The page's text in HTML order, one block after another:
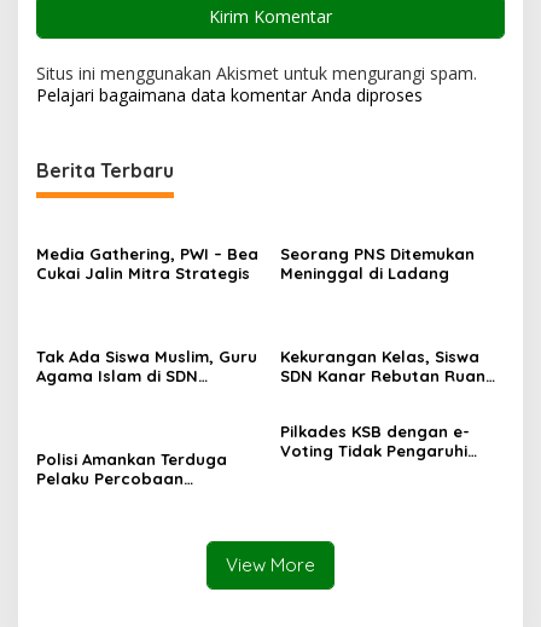
Situs ini menggunakan Akismet untuk mengurangi spam.
Pelajari bagaimana data komentar Anda diproses
Berita Terbaru
Media Gathering, PWI – Bea
Cukai Jalin Mitra Strategis
Seorang PNS Ditemukan
Meninggal di Ladang
Tak Ada Siswa Muslim, Guru
Agama Islam di SDN
Kekurangan Kelas, Siswa
SDN Kanar Rebutan Ruang
Polisi Amankan Terduga
Pelaku Percobaan
Pilkades KSB dengan e-
Voting Tidak Pengaruhi
View More